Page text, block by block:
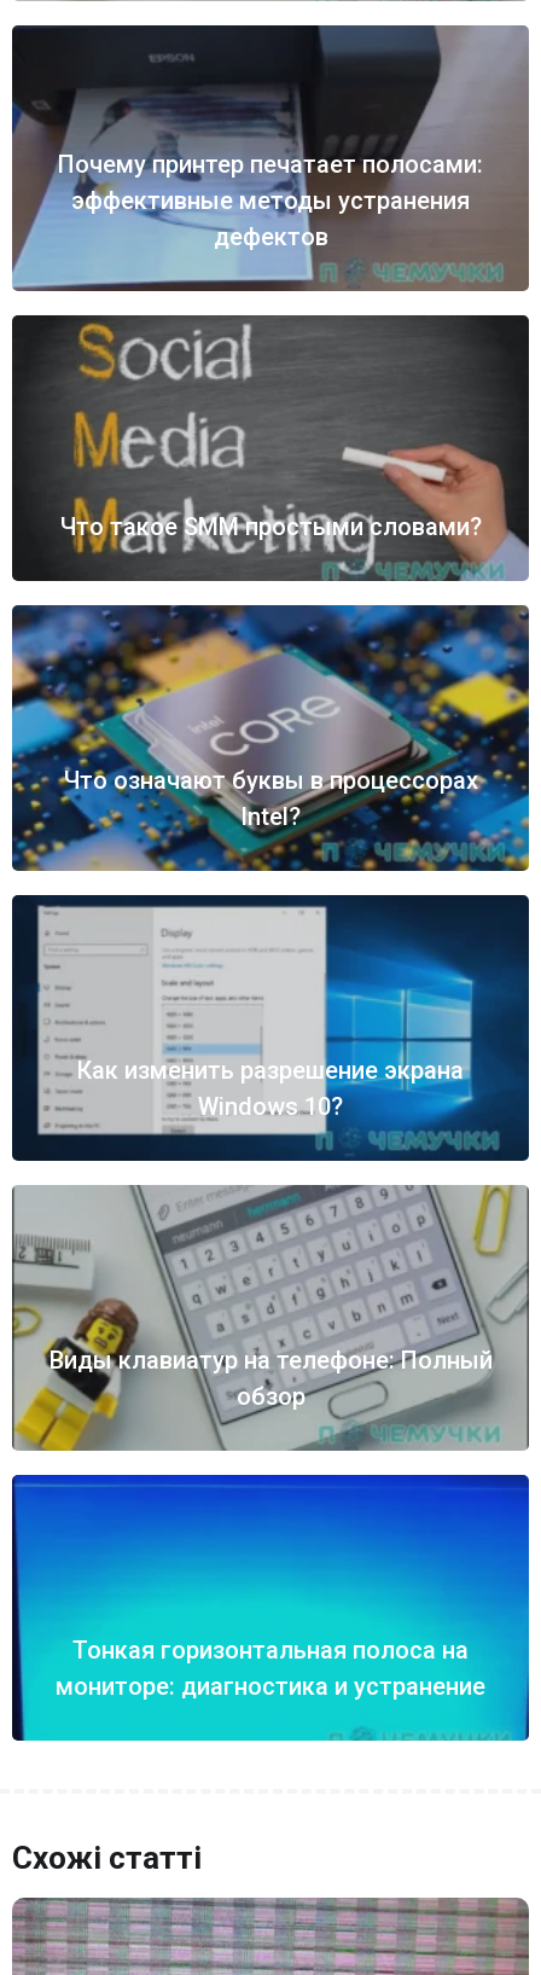
Почему принтер печатает полосами:
эффективные методы устранения
дефектов
Что такое SMM простыми словами?
Что означают буквы в процессорах
Intel?
Как изменить разрешение экрана
Windows 10?
Виды клавиатур на телефоне: Полный
обзор
Тонкая горизонтальная полоса на
мониторе: диагностика и устранение
Схожі статті